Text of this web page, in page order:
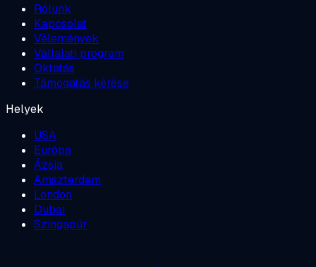
Rólunk
Kapcsolat
Vélemények
Vállalati program
Oktatás
Támogatás kérése
Helyek
USA
Európa
Ázsia
Amszterdam
London
Dubai
Szingapúr